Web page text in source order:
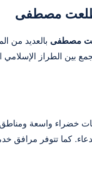
طلعت مصطفى
مصطفى بالعديد من
بين الطراز الإسلامي
خضراء واسعة ومناطق
كما تتوفر مرافق